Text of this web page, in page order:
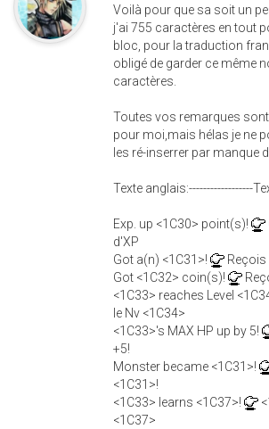
Voilà pour que sa soit un
j'ai 755 caractères en tout
bloc, pour la traduction
obligé de garder ce même
caractères.
Toutes vos remarques
pour moi,mais hélas je ne
les ré-inserrer par manque
Texte anglais:------------------
Exp. up <1C30> point(s)!
d'XP
Got a(n) <1C31>!
Reçois
Got <1C32> coin(s)!
<1C33> reaches Level
le Nv <1C34>
<1C33>'s MAX HP up by 5!
+5!
Monster became <1C31>!
<1C31>!
<1C33> learns <1C37>!
<1C37>